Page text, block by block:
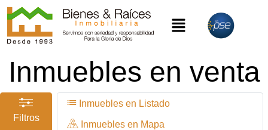
Inmuebles en venta
Filtros
Inmuebles en Listado
Inmuebles en Mapa